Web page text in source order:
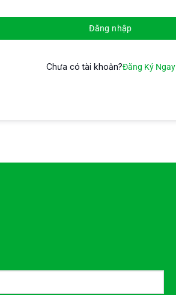
Đăng nhập
Chưa có tài khoản?Đăng Ký Ngay